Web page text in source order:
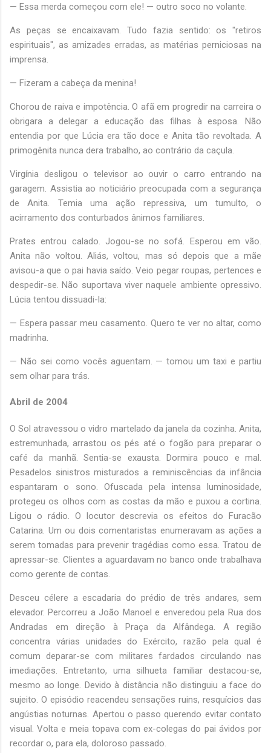
— Essa merda começou com ele! — outro soco no volante.
As peças se encaixavam. Tudo fazia sentido: os "retiros
espirituais", as amizades erradas, as matérias perniciosas na
imprensa.
— Fizeram a cabeça da menina!
Chorou de raiva e impotência. O afã em progredir na carreira o
obrigara a delegar a educação das filhas à esposa. Não
entendia por que Lúcia era tão doce e Anita tão revoltada. A
primogênita nunca dera trabalho, ao contrário da caçula.
Virgínia desligou o televisor ao ouvir o carro entrando na
garagem. Assistia ao noticiário preocupada com a segurança
de Anita. Temia uma ação repressiva, um tumulto, o
acirramento dos conturbados ânimos familiares.
Prates entrou calado. Jogou-se no sofá. Esperou em vão.
Anita não voltou. Aliás, voltou, mas só depois que a mãe
avisou-a que o pai havia saído. Veio pegar roupas, pertences e
despedir-se. Não suportava viver naquele ambiente opressivo.
Lúcia tentou dissuadi-la:
— Espera passar meu casamento. Quero te ver no altar, como
madrinha.
— Não sei como vocês aguentam. — tomou um taxi e partiu
sem olhar para trás.
Abril de 2004
O Sol atravessou o vidro martelado da janela da cozinha. Anita,
estremunhada, arrastou os pés até o fogão para preparar o
café da manhã. Sentia-se exausta. Dormira pouco e mal.
Pesadelos sinistros misturados a reminiscências da infância
espantaram o sono. Ofuscada pela intensa luminosidade,
protegeu os olhos com as costas da mão e puxou a cortina.
Ligou o rádio. O locutor descrevia os efeitos do Furacão
Catarina. Um ou dois comentaristas enumeravam as ações a
serem tomadas para prevenir tragédias como essa. Tratou de
apressar-se. Clientes a aguardavam no banco onde trabalhava
como gerente de contas.
Desceu célere a escadaria do prédio de três andares, sem
elevador. Percorreu a João Manoel e enveredou pela Rua dos
Andradas em direção à Praça da Alfândega. A região
concentra várias unidades do Exército, razão pela qual é
comum deparar-se com militares fardados circulando nas
imediações. Entretanto, uma silhueta familiar destacou-se,
mesmo ao longe. Devido à distância não distinguiu a face do
sujeito. O episódio reacendeu sensações ruins, resquícios das
angústias noturnas. Apertou o passo querendo evitar contato
visual. Volta e meia topava com ex-colegas do pai ávidos por
recordar o, para ela, doloroso passado.